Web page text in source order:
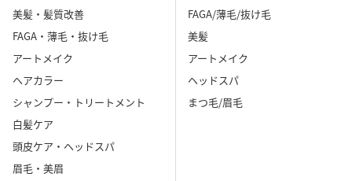
美髪・髪質改善
FAGA・薄毛・抜け毛
アートメイク
ヘアカラー
シャンプー・トリートメント
白髪ケア
頭皮ケア・ヘッドスパ
眉毛・美眉
FAGA/薄毛/抜け毛
美髪
アートメイク
ヘッドスパ
まつ毛/眉毛